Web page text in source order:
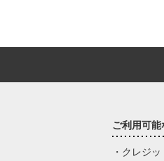
ご利用可
・クレジ